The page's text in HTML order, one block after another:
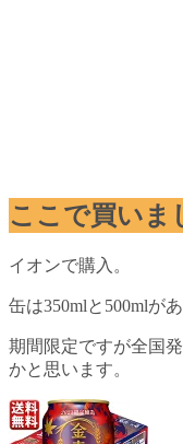
ここで買いま
イオンで購入。
缶は350mlと500mlがあ
期間限定ですが全国
かと思います。